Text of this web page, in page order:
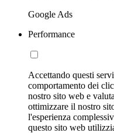
Google Ads
Performance
Accettando questi
comportamento dei
nostro sito web e
ottimizzare il nostro
l'esperienza
questo sito web